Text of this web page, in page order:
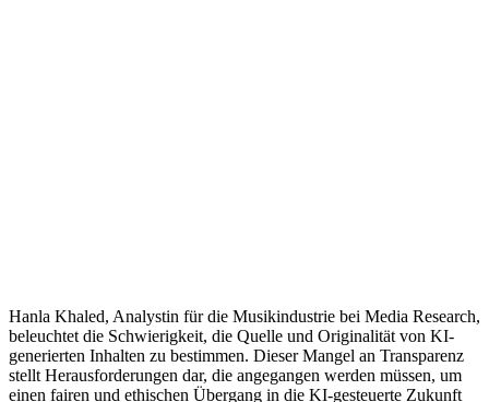
Hanla Khaled, Analystin für die Musikindustrie bei Media Research,
beleuchtet die Schwierigkeit, die Quelle und Originalität von KI-
generierten Inhalten zu bestimmen. Dieser Mangel an Transparenz
stellt Herausforderungen dar, die angegangen werden müssen, um
einen fairen und ethischen Übergang in die KI-gesteuerte Zukunft